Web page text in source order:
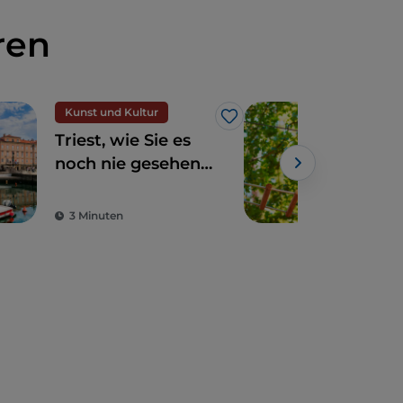
Kunst und Kultur
Like
Triest, wie Sie es
noch nie gesehen
Entdeckung der
3 Minuten